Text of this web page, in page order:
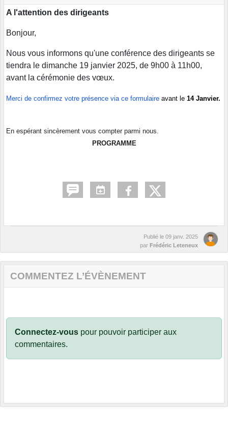
A l'attention des dirigeants
Bonjour,
Nous vous informons qu'une conférence des dirigeants se
tiendra le dimanche 19 janvier 2025, de 9h00 à 11h00,
avant la cérémonie des vœux.
Merci de confirmez votre présence via ce formulaire avant le 14 Janvier.
En espérant sincèrement vous compter parmi nous.
PROGRAMME
Publié le 09 janv. 2025
par Frédéric Leteneux
COMMENTEZ L’ÉVÈNEMENT
Connectez-vous pour pouvoir participer aux
commentaires.